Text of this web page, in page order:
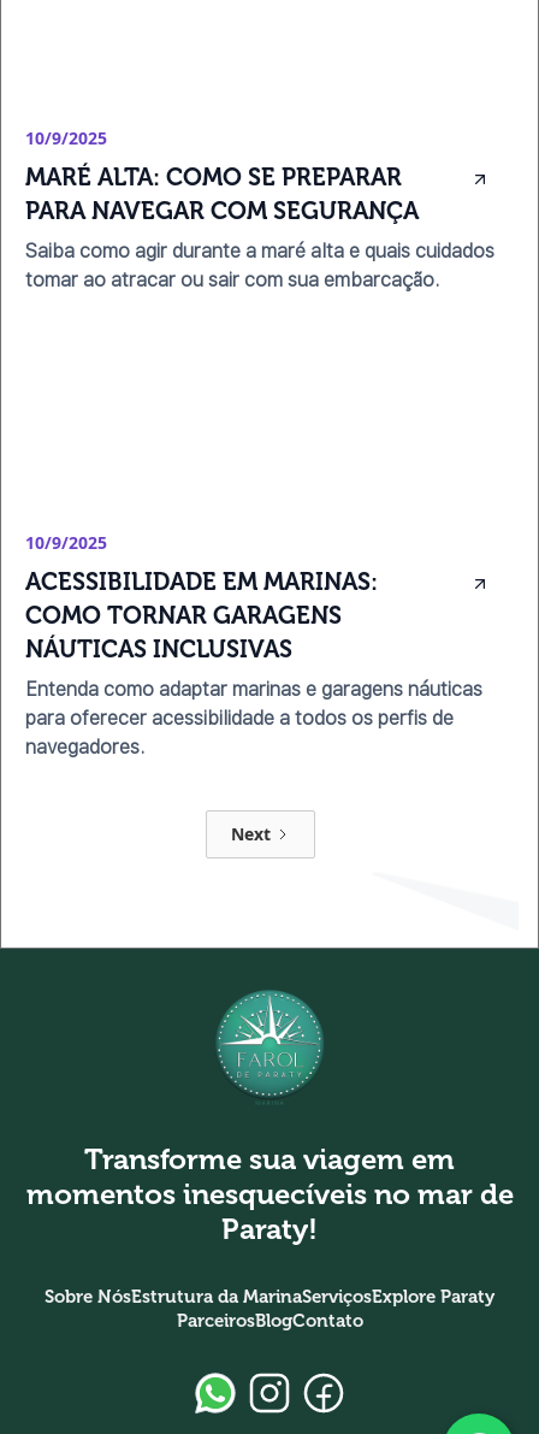
10/9/2025
MARÉ ALTA: COMO SE PREPARAR
PARA NAVEGAR COM SEGURANÇA
Saiba como agir durante a maré alta e quais cuidados
tomar ao atracar ou sair com sua embarcação.
10/9/2025
ACESSIBILIDADE EM MARINAS:
COMO TORNAR GARAGENS
NÁUTICAS INCLUSIVAS
Entenda como adaptar marinas e garagens náuticas
para oferecer acessibilidade a todos os perfis de
navegadores.
Next
Transforme sua viagem em
momentos inesquecíveis no mar de
Paraty!
Sobre NósEstrutura da MarinaServiçosExplore Paraty
ParceirosBlogContato